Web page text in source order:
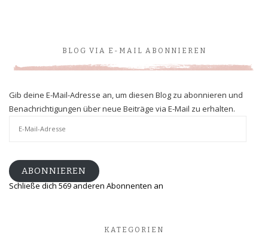
BLOG VIA E-MAIL ABONNIEREN
Gib deine E-Mail-Adresse an, um diesen Blog zu abonnieren und
Benachrichtigungen über neue Beiträge via E-Mail zu erhalten.
ABONNIEREN
Schließe dich 569 anderen Abonnenten an
KATEGORIEN